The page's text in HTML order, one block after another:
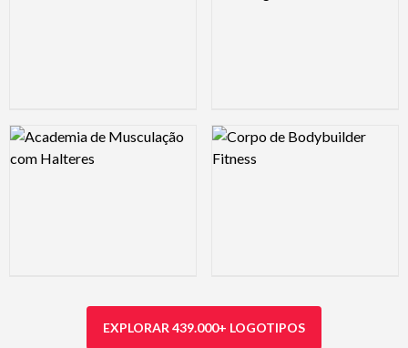
Logo Preview Image Logo Preview Image
EXPLORAR 439.000+ LOGOTIPOS